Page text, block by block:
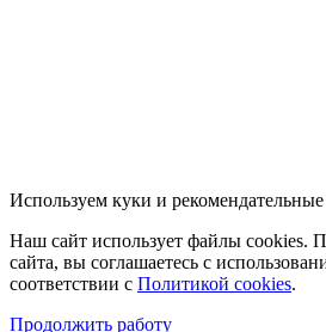
Используем куки и
Наш сайт использует файлы cookies.
сайта, вы соглашаетесь с
соответствии с Политикой cookies.
Продолжить работу